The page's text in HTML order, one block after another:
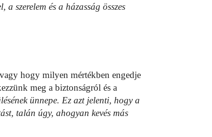
szerelem és a házasság összes
hogy milyen mértékben engedje
meg a biztonságról és a
ünnepe. Ez azt jelenti, hogy a
talán úgy, ahogyan kevés más